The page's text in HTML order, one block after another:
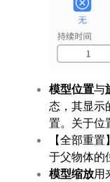
模型位置与
态，其显示
置。关于位
【全部重
于父物体的
模型缩放用